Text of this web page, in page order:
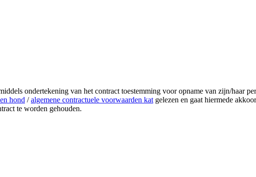
ondertekening van het contract toestemming voor opname van zijn/haar
hond /algemene contractuele voorwaarden kat gelezen en gaat hiermede
te worden gehouden.